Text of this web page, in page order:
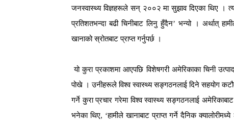
जनस्वास्थ्य विज्ञहरूले सन् २००२ मा सुझाव दिएका थिए ।
प्रतिशतभन्दा बढी चिनीबाट लिनु हुँदैन’ भन्यो । अर्थात्
खानाको स्रोतबाट प्राप्त गर्नुपर्छ ।
यो कुरा प्रकाशमा आएपछि विशेषगरी अमेरिकाका चिनी
पोखे । उनीहरूले विश्व स्वास्थ्य सङ्गठनलाई दिने सहयोग
गर्ने कुरा प्रचार गरेमा विश्व स्वास्थ्य सङ्गठनलाई
भनेका थिए, ‘हामीले खानाबाट प्राप्त गर्ने दैनिक